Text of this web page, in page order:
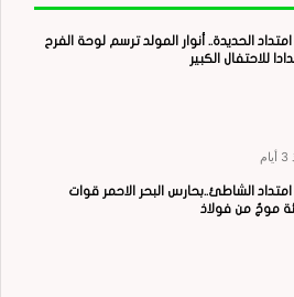
الحديدة.. أنوار المولد ترسم لوحة الفرح
للاحتفال الكبير
الشاطئ..بحارس البحر الاحمر قوات
موجٌ من فولاذ